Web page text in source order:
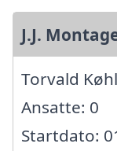
J.J.
Torvald
Ansatte: 0
Startdato: